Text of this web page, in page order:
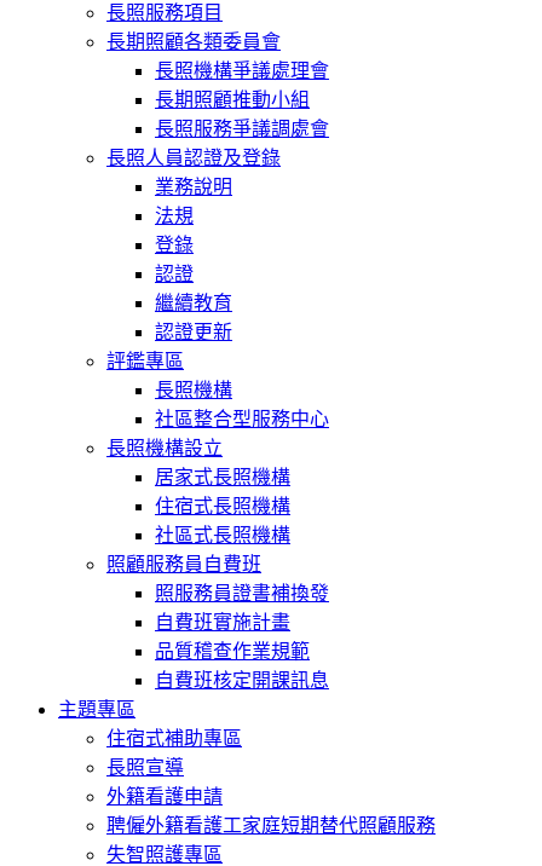
長照服務項目
長期照顧各類委員會
長照機構爭議處理會
長期照顧推動小組
長照服務爭議調處會
長照人員認證及登錄
業務說明
法規
登錄
認證
繼續教育
認證更新
評鑑專區
長照機構
社區整合型服務中心
長照機構設立
居家式長照機構
住宿式長照機構
社區式長照機構
照顧服務員自費班
照服務員證書補換發
自費班實施計畫
品質稽查作業規範
自費班核定開課訊息
主題專區
住宿式補助專區
長照宣導
外籍看護申請
聘僱外籍看護工家庭短期替代照顧服務
失智照護專區